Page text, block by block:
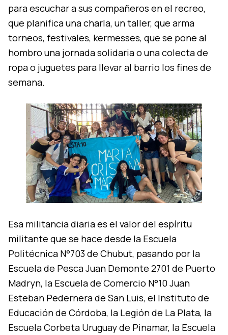
para escuchar a sus compañeros en el recreo,
que planifica una charla, un taller, que arma
torneos, festivales, kermesses, que se pone al
hombro una jornada solidaria o una colecta de
ropa o juguetes para llevar al barrio los fines de
semana.
Esa militancia diaria es el valor del espíritu
militante que se hace desde la Escuela
Politécnica N°703 de Chubut, pasando por la
Escuela de Pesca Juan Demonte 2701 de Puerto
Madryn, la Escuela de Comercio N°10 Juan
Esteban Pedernera de San Luis, el Instituto de
Educación de Córdoba, la Legión de La Plata, la
Escuela Corbeta Uruguay de Pinamar, la Escuela